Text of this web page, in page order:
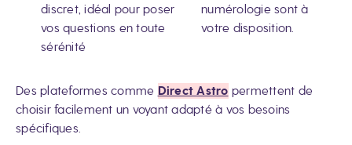
discret, idéal pour poser
vos questions en toute
sérénité
numérologie sont à
votre disposition.
Des plateformes comme Direct Astro permettent de
choisir facilement un voyant adapté à vos besoins
spécifiques.